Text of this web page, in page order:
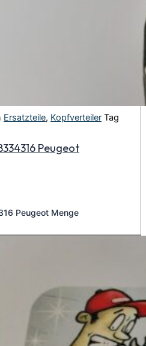
Ersatzteile, Kopfverteiler Tag
Peugeot
Peugeot Menge